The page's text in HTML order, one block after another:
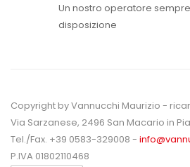
Un nostro operatore
disposizione
Copyright by Vannucchi Maurizio -
Via Sarzanese, 2496 San Macario in
Tel./Fax. +39 0583-329008 -
P.IVA 01802110468